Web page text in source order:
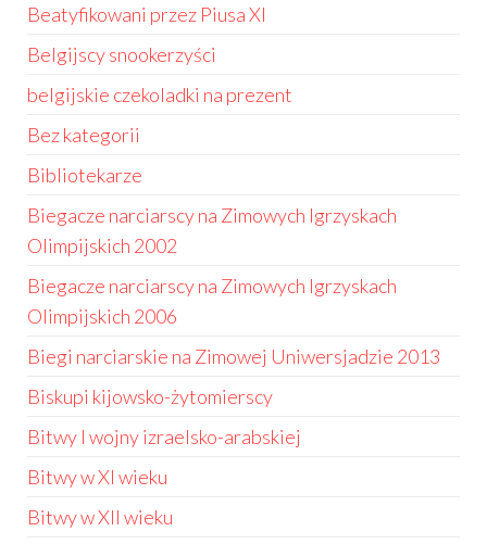
Beatyfikowani przez Piusa XI
Belgijscy snookerzyści
belgijskie czekoladki na prezent
Bez kategorii
Bibliotekarze
Biegacze narciarscy na Zimowych Igrzyskach
Olimpijskich 2002
Biegacze narciarscy na Zimowych Igrzyskach
Olimpijskich 2006
Biegi narciarskie na Zimowej Uniwersjadzie 2013
Biskupi kijowsko-żytomierscy
Bitwy I wojny izraelsko-arabskiej
Bitwy w XI wieku
Bitwy w XII wieku